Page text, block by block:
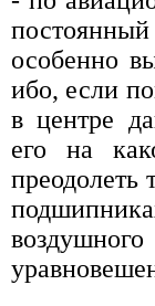
особенно
ибо, если
в центре
его на
преодолеть